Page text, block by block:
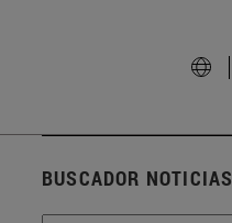
BUSCADOR NOTICIAS